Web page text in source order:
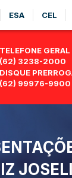
ESA CEL
TELEFONE GERAL
(62) 3238-2000
DISQUE
(62) 99976-9900